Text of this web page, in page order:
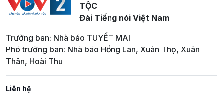
TỘC
Đài Tiếng nói Việt Nam
Trưởng ban: Nhà báo TUYẾT MAI
Phó trưởng ban: Nhà báo Hồng Lan, Xuân Thọ, Xuân
Thân, Hoài Thu
Liên hệ